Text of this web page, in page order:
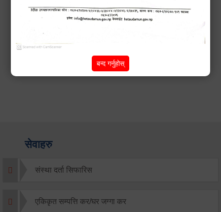
सेवाहरु
संस्था दर्ता सिफारिस
एकिकृत सम्पत्ति कर/घर जग्गा कर
बन्द गर्नुहोस्